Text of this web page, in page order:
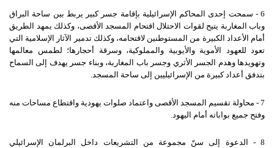
6 - سمحت إحدى المحاكم الإسرائيلية بإقامة جسر كبير يربط بين ساحة البراق
وباب المغاربة يتيح لقوات الاحتلال اقتحام المسجد الأقصى، وكذلك يمهد الطريق
أمام الأعداد الكبيرة من المستوطنين لاقتحامه، وكذلك تدمير الآثار الإسلامية التي
تعود للعهود الأموية والأيوبية والمملوكية، وسرقة أحجارها؛ لطمس معالمها
وتهويدها وهدم الجسر الأثري وجسر باب المغاربة، وبناء جسر يهدف إلى السماح
بتدفق أعداد كبيرة من الإسرائيليين إلى ساحة المسجد.
7 - محاولة تقسيم المسجد الأقصى واعتماد صلوات يهودية واقتطاع مساحات منه
وفتح جميع بواباته أمام اليهود.
8 - الدعوة إلى سنّ مجموعة من التشريعات داخل البرلمان الإسرائيلي